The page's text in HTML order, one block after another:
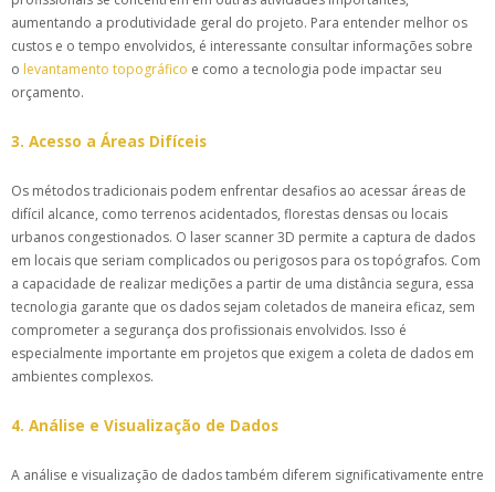
aumentando a produtividade geral do projeto. Para entender melhor os
custos e o tempo envolvidos, é interessante consultar informações sobre
o levantamento topográfico e como a tecnologia pode impactar seu
orçamento.
3. Acesso a Áreas Difíceis
Os métodos tradicionais podem enfrentar desafios ao acessar áreas de
difícil alcance, como terrenos acidentados, florestas densas ou locais
urbanos congestionados. O laser scanner 3D permite a captura de dados
em locais que seriam complicados ou perigosos para os topógrafos. Com
a capacidade de realizar medições a partir de uma distância segura, essa
tecnologia garante que os dados sejam coletados de maneira eficaz, sem
comprometer a segurança dos profissionais envolvidos. Isso é
especialmente importante em projetos que exigem a coleta de dados em
ambientes complexos.
4. Análise e Visualização de Dados
A análise e visualização de dados também diferem significativamente entre